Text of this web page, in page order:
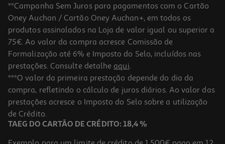
5.0
Disco Externo Toshiba Canvio Ready Hdtp310ek3aa 1tb 2.5"
99.99 €/un
99,99 €
**Campanha Sem Juros para pagamentos com o Cartão
Oney Auchan / Cartão Oney Auchan+, em todos os
produtos assinalados na Loja de valor igual ou superior a
75€. Ao valor da compra acresce Comissão de
Formalização até 6% e Imposto do Selo, incluídos nas
prestações. Consulte detalhe aqui.
***O valor da primeira prestação depende do dia da
compra, refletindo o cálculo de juros diários. Ao valor das
prestações acresce o Imposto do Selo sobre a utilização
de Crédito.
TAEG DO CARTÃO DE CRÉDITO: 18,4 %